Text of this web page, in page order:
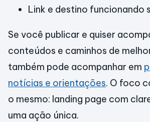
Link e destino funcionando
Se você publicar e quiser
conteúdos e caminhos de
também pode acompanhar em
notícias e orientações. O foco
o mesmo: landing page com
uma ação única.